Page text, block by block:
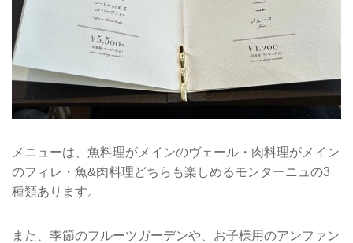
メニューは、魚料理がメインのヴェール・肉料理がメイン
のフィレ・魚&肉料理どちらも楽しめるモンターニュの3
種類あります。
また、季節のフルーツガーデンや、お子様用のアンファン